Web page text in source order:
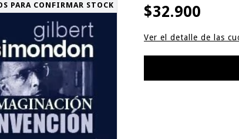
PARA CONFIRMAR STOCK $32.900
Ver el detalle de las